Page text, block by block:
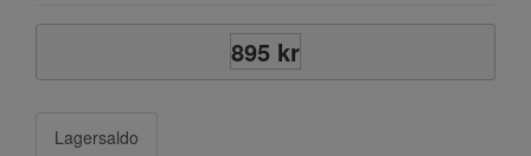
895 kr
Lagersaldo